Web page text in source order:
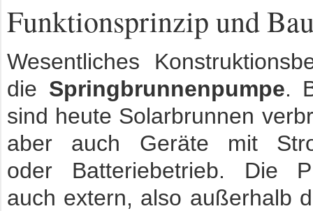
Funktionsprinzip und
Wesentliches
die Springbrunnenpumpe.
sind heute Solarbrunnen
aber auch Geräte mit
oder Batteriebetrieb. Die
auch extern, also außerhalb